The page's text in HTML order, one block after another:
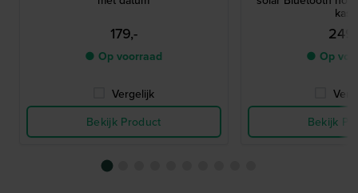
179,-
● Op voorraad
Vergelijk
Bekijk Product
kast
● Op
Bekijk